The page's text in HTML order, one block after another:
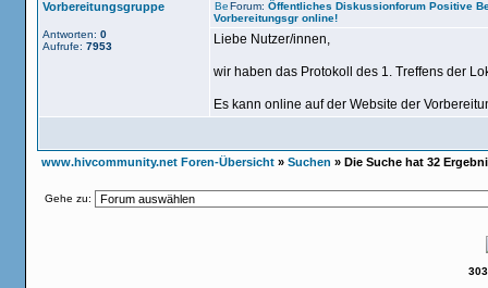
Vorbereitungsgruppe
Antworten: 0
Aufrufe: 7953
Forum: Öffentliches Diskussionforum Positive
Vorbereitungsgr online!
Liebe Nutzer/innen,
wir haben das Protokoll des 1. Treffens der
Es kann online auf der Website der
www.hivcommunity.net Foren-Übersicht » Suchen » Die Suche hat 32
Gehe zu: